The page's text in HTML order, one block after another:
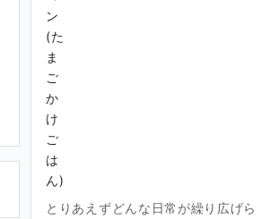
とりあえずどんな日常が繰り広げら